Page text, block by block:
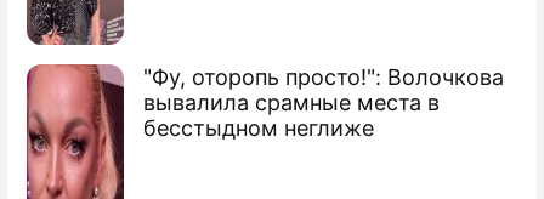
"Фу, оторопь просто!": Волочкова
вывалила срамные места в
бесстыдном неглиже